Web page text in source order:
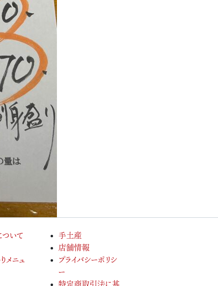
いて
メニュ
手土産
店舗情報
プライバシーポリシ
ー